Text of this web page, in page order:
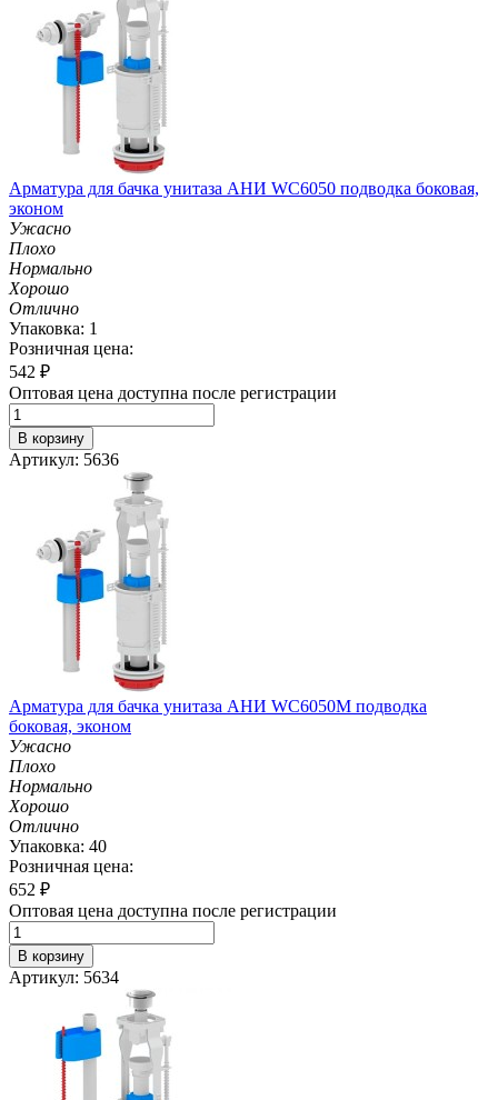
Арматура для бачка унитаза АНИ WC6050 подводка боковая,
эконом
Ужасно
Плохо
Нормально
Хорошо
Отлично
Упаковка: 1
Розничная цена:
542 ₽
Оптовая цена доступна после регистрации
В корзину
Артикул: 5636
Арматура для бачка унитаза АНИ WC6050M подводка
боковая, эконом
Ужасно
Плохо
Нормально
Хорошо
Отлично
Упаковка: 40
Розничная цена:
652 ₽
Оптовая цена доступна после регистрации
В корзину
Артикул: 5634